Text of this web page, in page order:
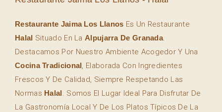
Restaurante Jaima Los Llanos Es Un Restaurante
Halal Situado En La Alpujarra De Granada.
Destacamos Por Nuestro Ambiente Acogedor Y Una
Cocina Tradicional, Elaborada Con Ingredientes
Frescos Y De Calidad, Siempre Respetando Las
Normas Halal. Somos El Lugar Ideal Para Disfrutar De
La Gastronomía Local Y De Los Platos Típicos De La